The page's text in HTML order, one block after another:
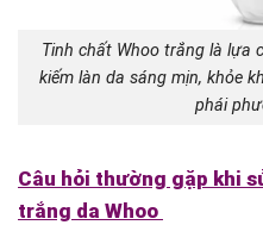
Tinh chất Whoo trắng là lựa
kiếm làn da sáng mịn, khỏe
phái
Câu hỏi thường gặp khi
trắng da Whoo